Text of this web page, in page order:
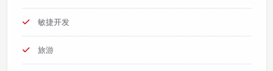
敏捷开发
旅游